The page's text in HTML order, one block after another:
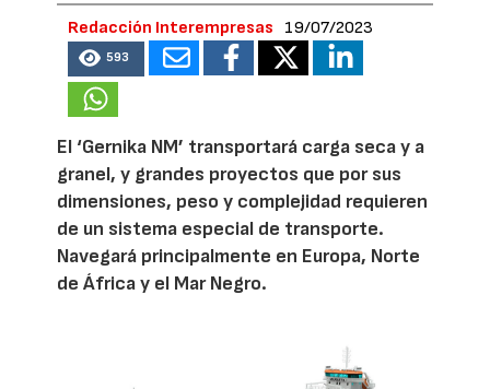
Redacción Interempresas 19/07/2023
593
El ‘Gernika NM’ transportará carga seca y a
granel, y grandes proyectos que por sus
dimensiones, peso y complejidad requieren
de un sistema especial de transporte.
Navegará principalmente en Europa, Norte
de África y el Mar Negro.